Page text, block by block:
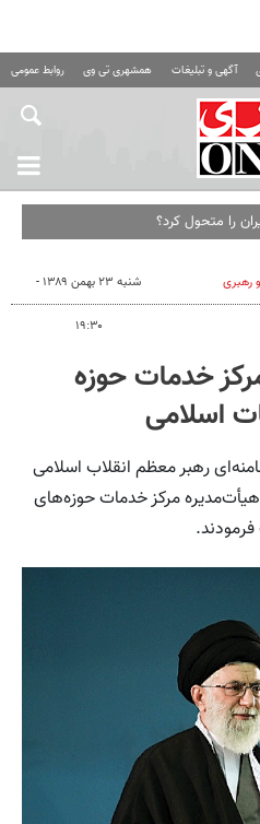
آگهی و تبلیغات همشهری تی وی روابط عمومی
را متحول کرد؟
رهبری شنبه ۲۳ بهمن ۱۳۸۹ -
۱۹:۳۰
خدمات حوزه
اسلامی
رهبر معظم انقلاب اسلامی
مرکز خدمات حوزه‌های